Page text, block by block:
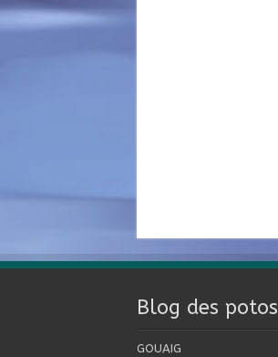
Blog des potos
GOUAIG